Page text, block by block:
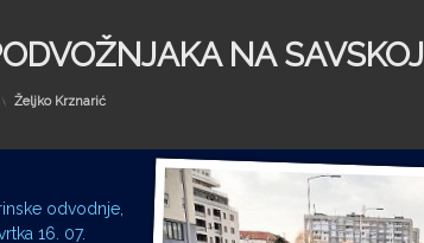
NA SAVSKOJ
Kategorije:
Željko Krznarić
odvodnje,
16. 07.